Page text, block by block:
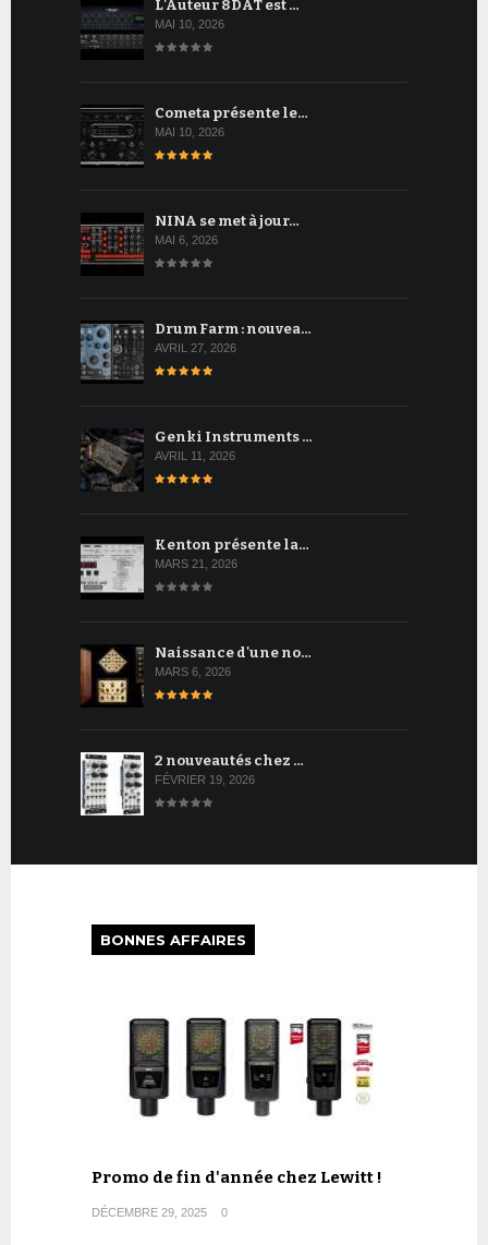
L'Auteur 8DAT est …
MAI 10, 2026
Cometa présente le…
MAI 10, 2026
NINA se met à jour…
MAI 6, 2026
Drum Farm : nouvea…
AVRIL 27, 2026
Genki Instruments …
AVRIL 11, 2026
Kenton présente la…
MARS 21, 2026
Naissance d'une no…
MARS 6, 2026
2 nouveautés chez …
FÉVRIER 19, 2026
BONNES AFFAIRES
Promo de fin d'année chez Lewitt !
DÉCEMBRE 29, 2025 0